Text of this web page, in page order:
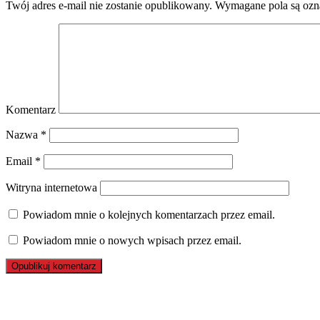
Twój adres e-mail nie zostanie opublikowany. Wymagane pola są
Komentarz
Nazwa *
Email *
Witryna internetowa
Powiadom mnie o kolejnych komentarzach przez email.
Powiadom mnie o nowych wpisach przez email.